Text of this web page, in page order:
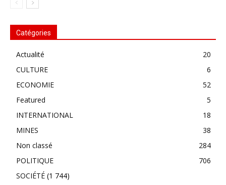
Catégories
Actualité
20
CULTURE
6
ECONOMIE
52
Featured
5
INTERNATIONAL
18
MINES
38
Non classé
284
POLITIQUE
706
SOCIÉTÉ (1 744)